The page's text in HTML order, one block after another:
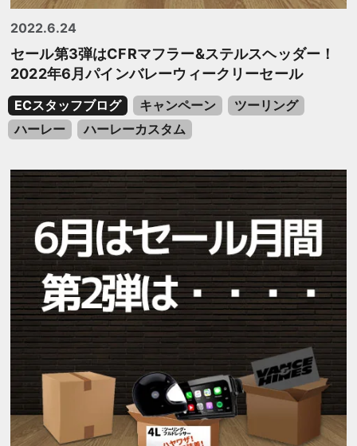
2022.6.24
セール第3弾はCFRマフラー&ステルスヘッダー！
2022年6月パインバレーウィークリーセール
ECスタッフブログ キャンペーン
ツーリング
ハーレー
ハーレーカスタム